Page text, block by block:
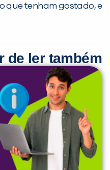
que tenham gostado, e
de ler também